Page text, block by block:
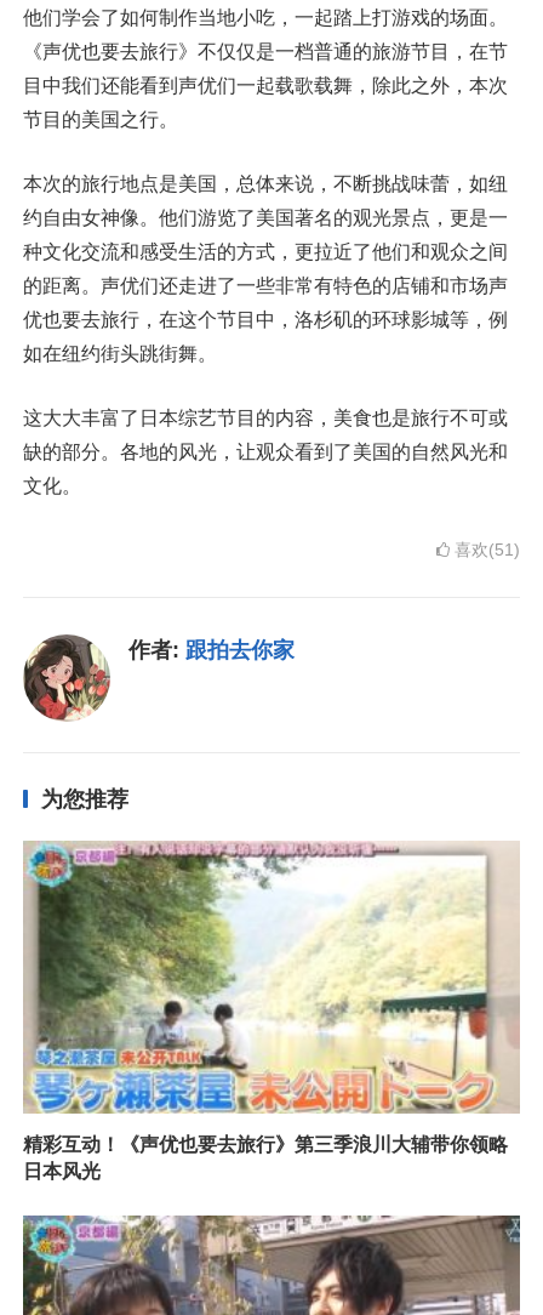
他们学会了如何制作当地小吃，一起踏上打游戏的场面。
《声优也要去旅行》不仅仅是一档普通的旅游节目，在节
目中我们还能看到声优们一起载歌载舞，除此之外，本次
节目的美国之行。
本次的旅行地点是美国，总体来说，不断挑战味蕾，如纽
约自由女神像。他们游览了美国著名的观光景点，更是一
种文化交流和感受生活的方式，更拉近了他们和观众之间
的距离。声优们还走进了一些非常有特色的店铺和市场声
优也要去旅行，在这个节目中，洛杉矶的环球影城等，例
如在纽约街头跳街舞。
这大大丰富了日本综艺节目的内容，美食也是旅行不可或
缺的部分。各地的风光，让观众看到了美国的自然风光和
文化。
喜欢(51)
作者: 跟拍去你家
为您推荐
精彩互动！《声优也要去旅行》第三季浪川大辅带你领略
日本风光